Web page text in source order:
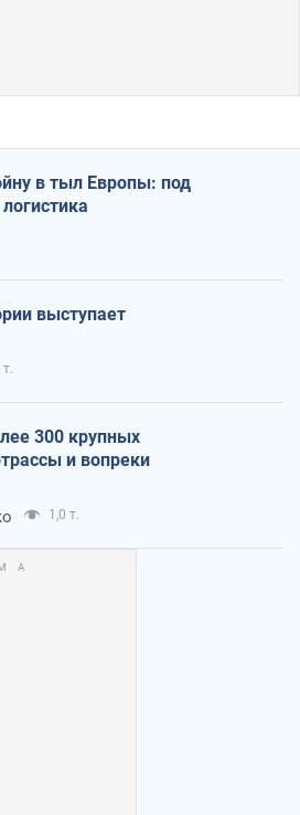
в тыл Европы: под
выступает
300 крупных
и вопреки
1,0 т.